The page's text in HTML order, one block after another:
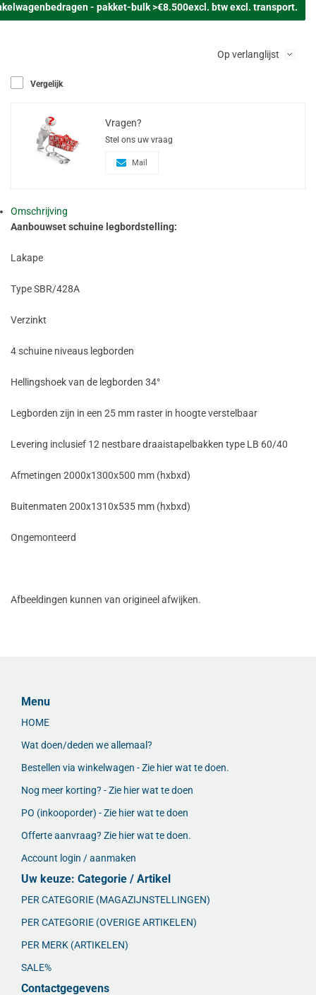
- pakket-bulk >€8.500excl. btw excl. transport.
Op verlanglijst
Vergelijk
Vragen?
Stel ons uw vraag
Mail
Omschrijving
Aanbouwset schuine legbordstelling:
Lakape
Type SBR/428A
Verzinkt
4 schuine niveaus legborden
Hellingshoek van de legborden 34°
Legborden zijn in een 25 mm raster in hoogte verstelbaar
Levering inclusief 12 nestbare draaistapelbakken type LB 60/40
Afmetingen 2000x1300x500 mm (hxbxd)
Buitenmaten 200x1310x535 mm (hxbxd)
Ongemonteerd
Afbeeldingen kunnen van origineel afwijken.
Menu
HOME
Wat doen/deden we allemaal?
Bestellen via winkelwagen - Zie hier wat te doen.
Nog meer korting? - Zie hier wat te doen
PO (inkooporder) - Zie hier wat te doen
Offerte aanvraag? Zie hier wat te doen.
Account login / aanmaken
Uw keuze: Categorie / Artikel
PER CATEGORIE (MAGAZIJNSTELLINGEN)
PER CATEGORIE (OVERIGE ARTIKELEN)
PER MERK (ARTIKELEN)
SALE%
Contactgegevens